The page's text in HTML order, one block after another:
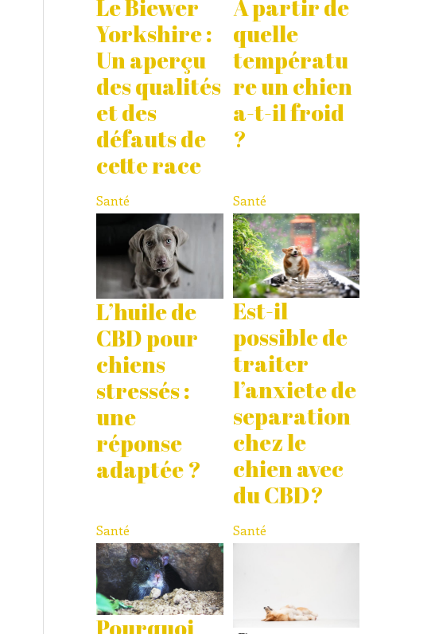
Le Biewer
Yorkshire :
Un aperçu
des qualités
et des
défauts de
cette race
À partir de
quelle
températu
re un chien
a-t-il froid
?
Santé
L’huile de
CBD pour
chiens
stressés :
une
réponse
adaptée ?
Santé
Est-il
possible de
traiter
l’anxiete de
separation
chez le
chien avec
du CBD?
Santé
Pourquoi
Santé